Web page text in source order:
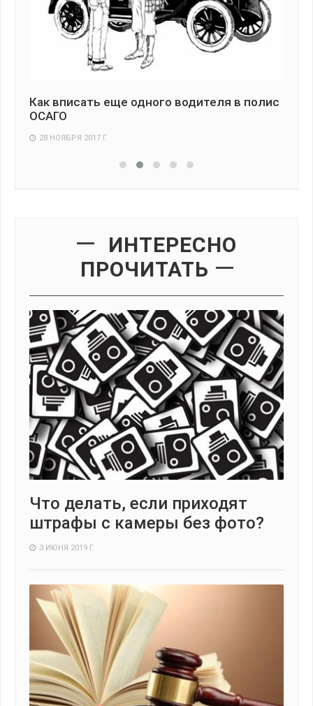
в полис
Штраф за отсутствие ОСАГО с 1
ИНТЕРЕСНО
ПРОЧИТАТЬ
Что делать, если приходят
штрафы с камеры без фото?
3 ИЮНЯ 2019 Г.